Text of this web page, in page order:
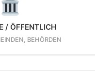
/ ÖFFENTLICH
BEHÖRDEN